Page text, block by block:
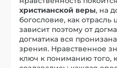
христианской веры, на
богословие, как отрасль
зависит поэтому от
догматика вся
зрения. Нравственное
ключ к пониманию того,